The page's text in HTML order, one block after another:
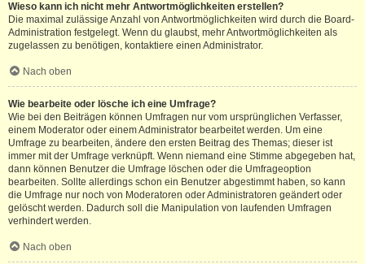
Wieso kann ich nicht mehr Antwortmöglichkeiten erstellen?
Die maximal zulässige Anzahl von Antwortmöglichkeiten wird durch die Board-
Administration festgelegt. Wenn du glaubst, mehr Antwortmöglichkeiten als
zugelassen zu benötigen, kontaktiere einen Administrator.
Nach oben
Wie bearbeite oder lösche ich eine Umfrage?
Wie bei den Beiträgen können Umfragen nur vom ursprünglichen Verfasser,
einem Moderator oder einem Administrator bearbeitet werden. Um eine
Umfrage zu bearbeiten, ändere den ersten Beitrag des Themas; dieser ist
immer mit der Umfrage verknüpft. Wenn niemand eine Stimme abgegeben hat,
dann können Benutzer die Umfrage löschen oder die Umfrageoption
bearbeiten. Sollte allerdings schon ein Benutzer abgestimmt haben, so kann
die Umfrage nur noch von Moderatoren oder Administratoren geändert oder
gelöscht werden. Dadurch soll die Manipulation von laufenden Umfragen
verhindert werden.
Nach oben